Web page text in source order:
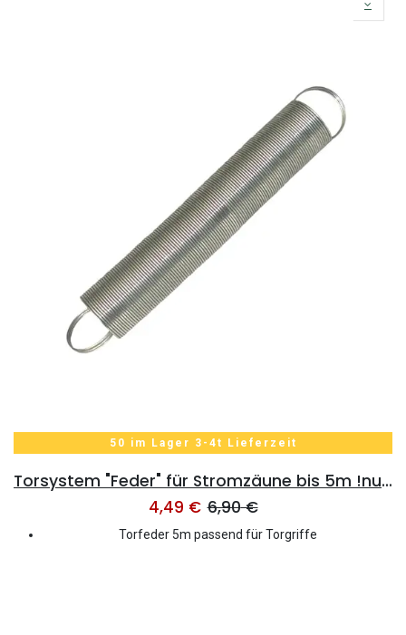
50 im Lager 3-4t Lieferzeit
Torsystem "Feder" für Stromzäune bis 5m !nur Feder!
4,49 € 6,90€
Torfeder 5m passend für Torgriffe